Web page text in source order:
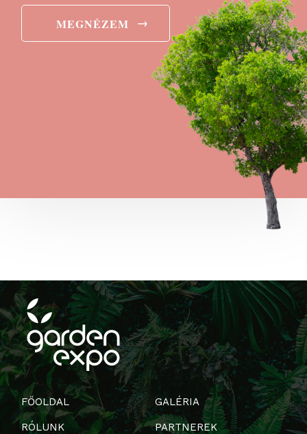
MEGNÉZEM →
FŐOLDAL
RÓLUNK
GALÉRIA
PARTNEREK